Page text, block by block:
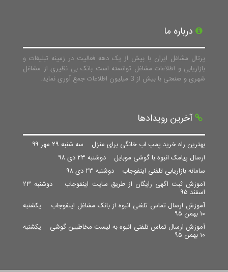
درباره ما
پرتال مشاغل ایران با بیش از یک دهه فعالیت در زمینه تبلیغات و
بازاریابی و اطلاعات مشاغل توانسته است بانک بی نظیری از مشاغل
شهری و صنعتی با بیش از 3 میلیون اطلاعات جمع آوری نماید.
آخرین رویدادها
بهترین راه خرید پمپ اب خانگی برای منزل سه شنبه ۲۹ مهر ۹۹
ارسال پیامک انبوه با گوشی موبایل دوشنبه ۲۳ دی ۹۸
سامانه بازاریابی تلفنی اینفوجاب دوشنبه ۲۳ دی ۹۸
آموزش ثبت اگهی رایگان از طریق سایت اینفوجاب
دوشنبه ۲۳
اسفند ۹۵
آموزش ارسال تماس تلفنی انبوه از بانک مشاغل اینفوجاب یکشنبه
۱۰ بهمن ۹۵
آموزش ارسال تماس تلفنی انبوه به لیست مخاطبین گوشی یکشنبه
۱۰ بهمن ۹۵